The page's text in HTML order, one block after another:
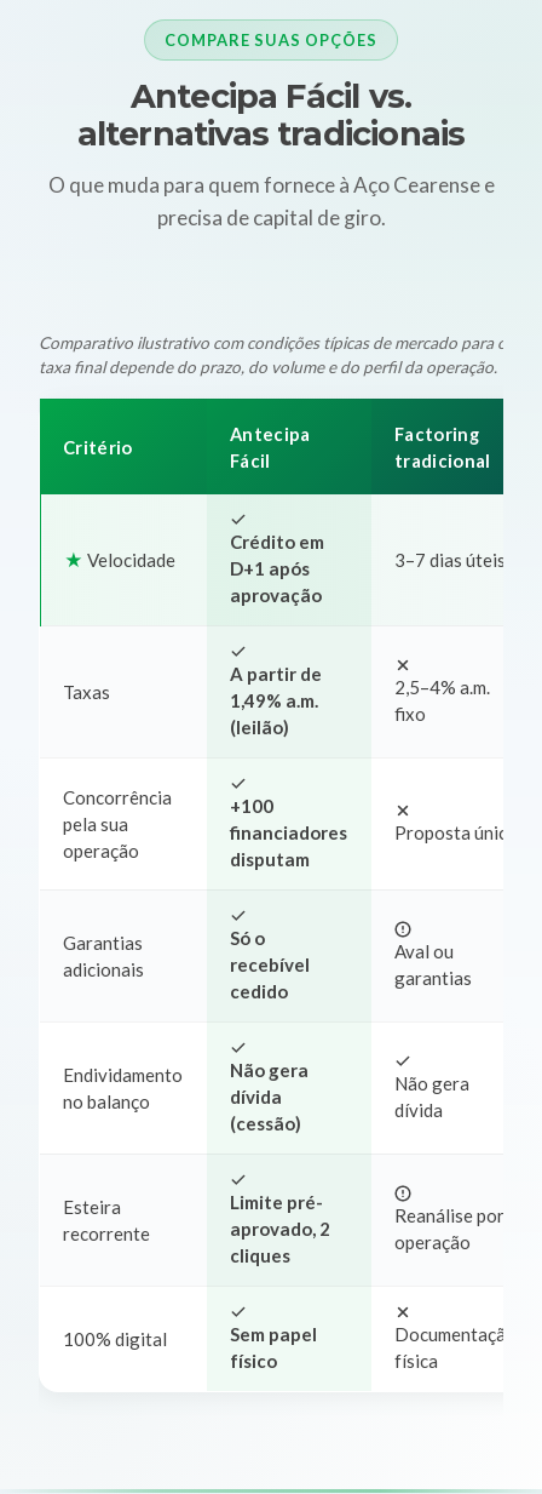
COMPARE SUAS OPÇÕES
Antecipa Fácil vs.
alternativas tradicionais
O que muda para quem fornece à Aço Cearense e
precisa de capital de giro.
Comparativo ilustrativo com condições típicas de mercado para
taxa final depende do prazo, do volume e do perfil da operação.
Critério
Antecipa
Fácil
Factoring
tradicional
Velocidade
Crédito em
D+1 após
aprovação
3–7 dias úteis
Taxas
A partir de
1,49% a.m.
(leilão)
2,5–4% a.m.
fixo
Concorrência
pela sua
operação
+100
financiadores
disputam
Proposta única
Garantias
adicionais
Só o
recebível
cedido
Aval ou
garantias
Endividamento
no balanço
Não gera
dívida
(cessão)
Não gera
dívida
Esteira
recorrente
Limite pré-
aprovado, 2
cliques
Reanálise por
operação
100% digital
Sem papel
físico
Documentação
física